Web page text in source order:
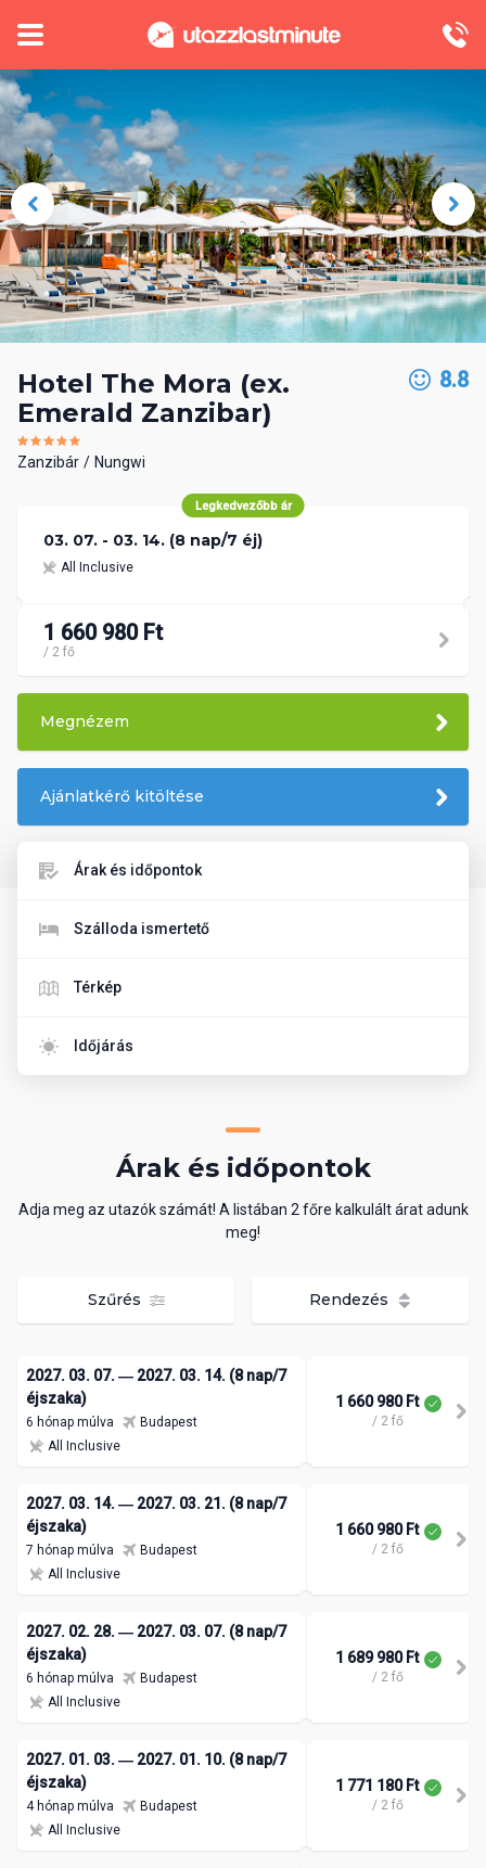
Hotel The Mora (ex.
Emerald Zanzibar)
Zanzibár Nungwi
8.8
Legkedvezőbb ár
03. 07. - 03. 14. (8 nap/7 éj)
All Inclusive
1 660 980 Ft
/ 2 fő
Megnézem
Ajánlatkérő kitöltése
Árak és időpontok
Szálloda ismertető
Térkép
Időjárás
Árak és időpontok
Adja meg az utazók számát! A listában 2 főre kalkulált árat adunk
meg!
Szűrés Rendezés
2027. 03. 07. ― 2027. 03. 14. (8 nap/7
éjszaka)
6 hónap múlva
Budapest
All Inclusive
1 660 980 Ft
/ 2 fő
2027. 03. 14. ― 2027. 03. 21. (8 nap/7
éjszaka)
7 hónap múlva
Budapest
All Inclusive
1 660 980 Ft
/ 2 fő
2027. 02. 28. ― 2027. 03. 07. (8 nap/7
éjszaka)
6 hónap múlva
Budapest
All Inclusive
1 689 980 Ft
/ 2 fő
2027. 01. 03. ― 2027. 01. 10. (8 nap/7
éjszaka)
4 hónap múlva
Budapest
All Inclusive
1 771 180 Ft
/ 2 fő